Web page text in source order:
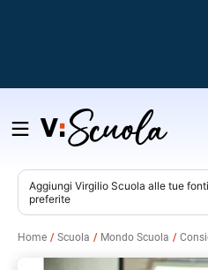
Salta
contenuto
Aggiungi Virgilio Scuola alle tue
preferite
Home Scuola Mondo Scuola